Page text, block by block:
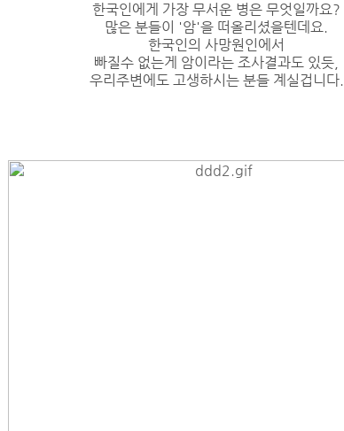
한국인에게 가장 무서운 병은 무엇일까요?
많은 분들이 '암'을 떠올리셨을텐데요.
한국인의 사망원인에서
빠질수 없는게 암이라는 조사결과도 있듯,
우리주변에도 고생하시는 분들 계실겁니다.